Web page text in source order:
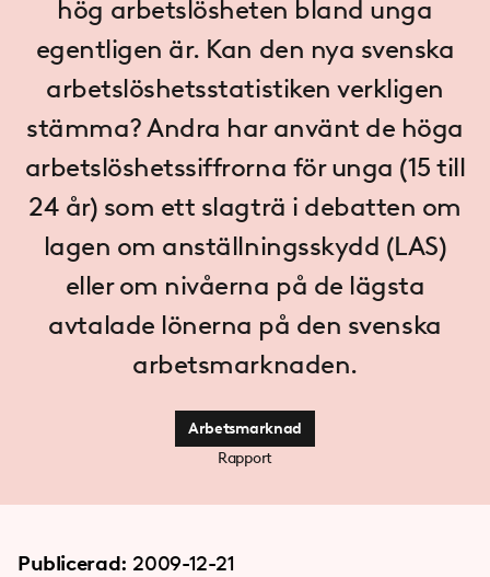
hög arbetslösheten bland unga
egentligen är. Kan den nya svenska
arbetslöshetsstatistiken verkligen
stämma? Andra har använt de höga
arbetslöshetssiffrorna för unga (15 till
24 år) som ett slagträ i debatten om
lagen om anställningsskydd (LAS)
eller om nivåerna på de lägsta
avtalade lönerna på den svenska
arbetsmarknaden.
Arbetsmarknad
Rapport
Publicerad: 2009-12-21